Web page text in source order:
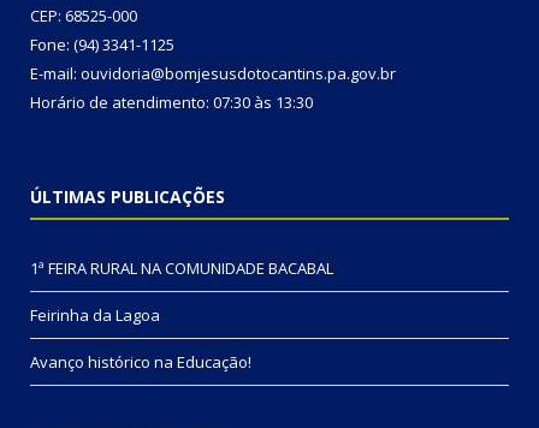
CEP: 68525-000
Fone: (94) 3341-1125
E-mail: ouvidoria@bomjesusdotocantins.pa.gov.br
Horário de atendimento: 07:30 às 13:30
ÚLTIMAS PUBLICAÇÕES
1ª FEIRA RURAL NA COMUNIDADE BACABAL
Feirinha da Lagoa
Avanço histórico na Educação!